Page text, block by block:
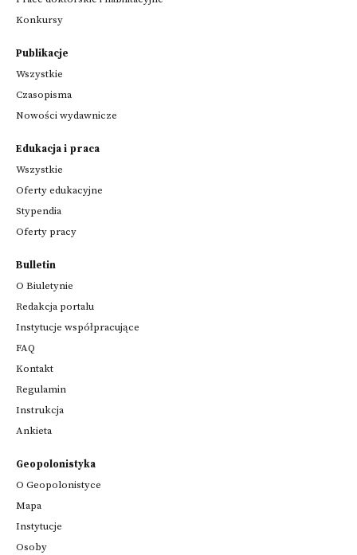
Konkursy
Publikacje
Wszystkie
Czasopisma
Nowości wydawnicze
Edukacja i praca
Wszystkie
Oferty edukacyjne
Stypendia
Oferty pracy
Bulletin
O Biuletynie
Redakcja portalu
Instytucje współpracujące
FAQ
Kontakt
Regulamin
Instrukcja
Ankieta
Geopolonistyka
O Geopolonistyce
Mapa
Instytucje
Osoby